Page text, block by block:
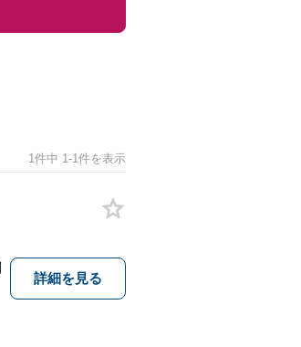
1件中 1-1件を表示
詳細を見る